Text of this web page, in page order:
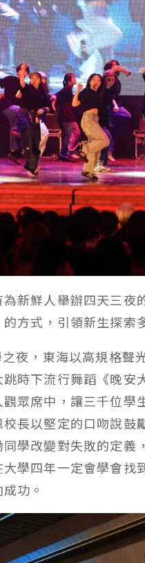
新鮮人舉辦四天三夜
方式，引領新生探索
夜，東海以高規格聲
時下流行舞蹈《晚安
眾席中，讓三千位學
長以堅定的口吻說鼓
學改變對失敗的定義
學四年一定會學會找
功。